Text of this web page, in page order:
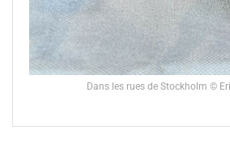
Dans les rues de Stockholm ©